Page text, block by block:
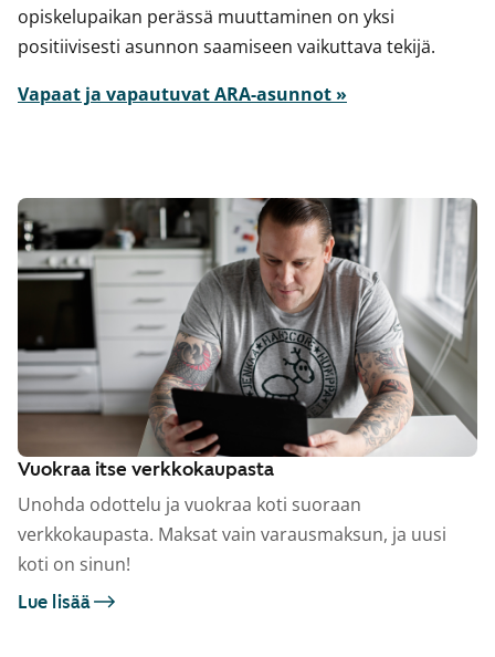
opiskelupaikan perässä muuttaminen on yksi
positiivisesti asunnon saamiseen vaikuttava tekijä.
Vapaat ja vapautuvat ARA-asunnot »
Vuokraa itse verkkokaupasta
Unohda odottelu ja vuokraa koti suoraan
verkkokaupasta. Maksat vain varausmaksun, ja uusi
koti on sinun!
Lue lisää